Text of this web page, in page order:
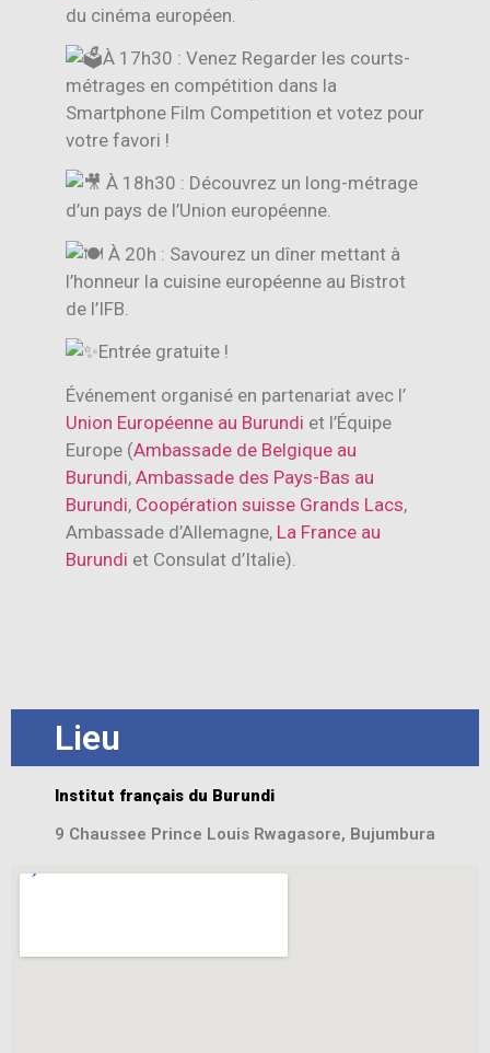
du cinéma européen.
À 17h30 : Venez Regarder les courts-
métrages en compétition dans la
Smartphone Film Competition et votez pour
votre favori !
À 18h30 : Découvrez un long-métrage
d’un pays de l’Union européenne.
À 20h : Savourez un dîner mettant à
l’honneur la cuisine européenne au Bistrot
de l’IFB.
Entrée gratuite !
Événement organisé en partenariat avec l’
Union Européenne au Burundi et l’Équipe
Europe (Ambassade de Belgique au
Burundi, Ambassade des Pays-Bas au
Burundi, Coopération suisse Grands Lacs,
Ambassade d’Allemagne, La France au
Burundi et Consulat d’Italie).
Lieu
Institut français du Burundi
9 Chaussee Prince Louis Rwagasore, Bujumbura